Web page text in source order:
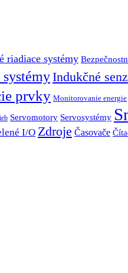
riadiace systémy
Indukčné
prvky Monitorovanie energie
Servomotory Servosystémy
I/O Zdroje Časovače